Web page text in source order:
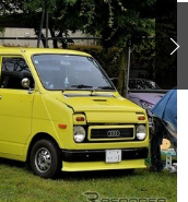
愛車 File
！不具合修理＆粗悪修理
洗車
コーティング
防錆
ー「旧車」関連プロジェ
クト